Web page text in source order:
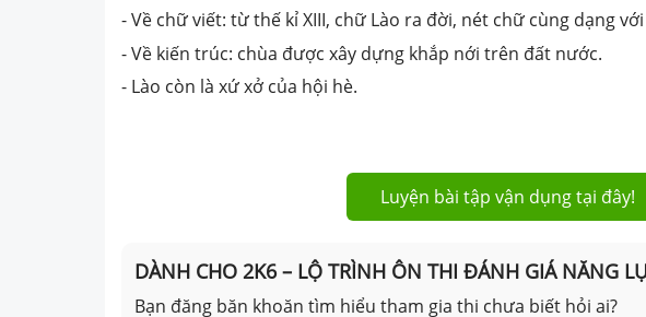
- Về chữ viết: từ thế kỉ XIII, chữ Lào ra đời, nét chữ cùng dạng
- Về kiến trúc: chùa được xây dựng khắp nới trên đất nước.
- Lào còn là xứ xở của hội hè.
Luyện bài tập vận dụng tại đây!
DÀNH CHO 2K6 – LỘ TRÌNH ÔN THI ĐÁNH GIÁ NĂNG
Bạn đăng băn khoăn tìm hiểu tham gia thi chưa biết hỏi ai?